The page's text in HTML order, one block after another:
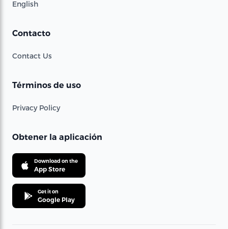
English
Contacto
Contact Us
Términos de uso
Privacy Policy
Obtener la aplicación
Download on the
App Store
Get it on
Google Play